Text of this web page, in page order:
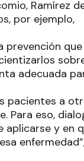
Ramírez
por ejemplo,
prevención que
adecuada
pacientes a
Para eso,
aplicarse y en